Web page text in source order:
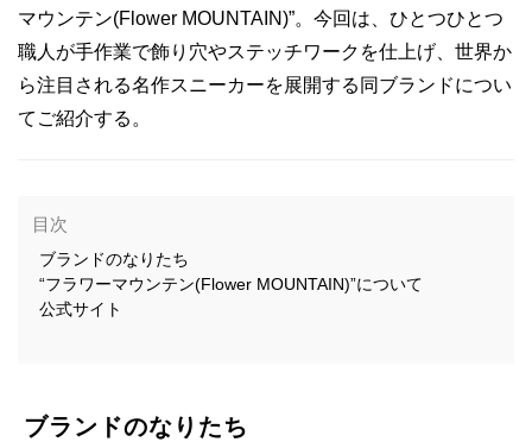
マウンテン(Flower MOUNTAIN)”。今回は、ひとつひとつ
職人が手作業で飾り穴やステッチワークを仕上げ、世界か
ら注目される名作スニーカーを展開する同ブランドについ
てご紹介する。
目次
ブランドのなりたち
“フラワーマウンテン(Flower MOUNTAIN)”について
公式サイト
ブランドのなりたち